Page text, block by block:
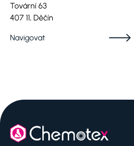
Tovární 63
407 11, Děčín
Navigovat